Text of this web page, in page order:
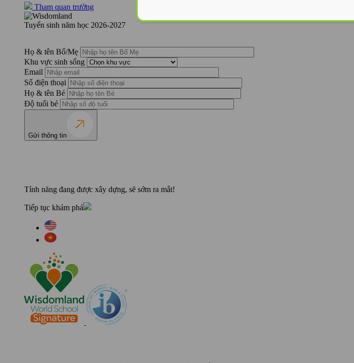
Tham quan trường
Tuyển sinh năm học 2026-2027
Họ & tên Bố/Mẹ
Khu vực sinh sống
Email
Số điện thoại
Họ & tên Bé
Độ tuổi bé
Gửi thông tin
Tính năng đang được xây dựng, sẽ sớm ra mắt!
Tiếp tục khám phá